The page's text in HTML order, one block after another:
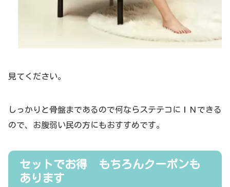
見てください。
しっかりと骨盤まであるので何ならステテコにＩＮできる
ので、お腹弱い民の方にもおすすめです。
セットでお得 もちろんクーポンも
あります